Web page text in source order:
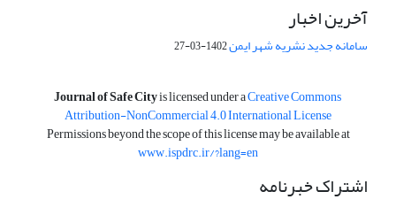
آخرین اخبار
سامانه جدید نشریه شهر ایمن1402-03-27
Journal of Safe City
is licensed under aCreative Commons
Attribution-NonCommercial 4.0 International License
Permissions beyond the scope of this license may be available at
www.ispdrc.ir/?lang=en
اشتراک خبرنامه